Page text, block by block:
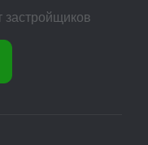
застройщиков